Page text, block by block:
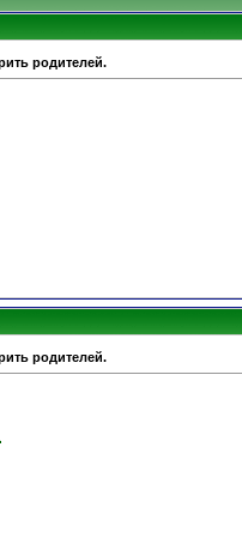
родителей.
родителей.